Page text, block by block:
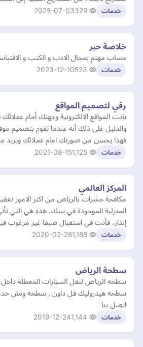
خدمات 2025-07-03
خلاصة حبر
حساب مهتم بمجال الادب و الكتب و
خدمات 2023-12-10
رقي لتصميم المواقع
باتت المواقع الالكترونية وجهتك أمام عملائك
والدليل على ذلك أنه عندما تقوم بتصميم
فهذا يحسن من صورتك امام عملائك ويزيد
خدمات 2021-08-15
المركز العالمي
مكافحة حشرات بالرياض من اكثر الامور
المنزلية الموجودة في بيتك، هذه هي التي
إنذار، فأنت في استقبال ضيفا غير مرغوب فيه
خدمات 2020-02-28
سطحة الرياض
سطحه الرياض لنقل السيارات المعطلة داخل
اتصل بنا
خدمات 2019-12-24